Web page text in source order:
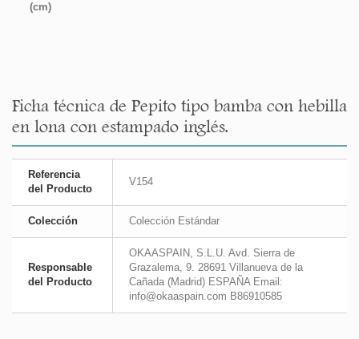
(cm)
Ficha técnica de Pepito tipo bamba con hebilla
en lona con estampado inglés.
Referencia
del Producto
V154
Colección Colección Estándar
Responsable
del Producto
OKAASPAIN, S.L.U. Avd. Sierra de
Grazalema, 9. 28691 Villanueva de la
Cañada (Madrid) ESPAÑA Email:
info@okaaspain.com B86910585